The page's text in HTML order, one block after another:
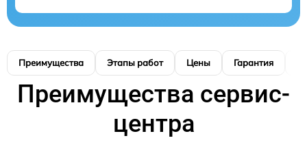
Преимущества Этапы работ Цены Гарантия
Преимущества сервис-
центра